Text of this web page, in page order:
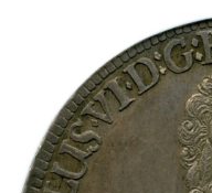
お問い合わせ
委託販売
購入代行